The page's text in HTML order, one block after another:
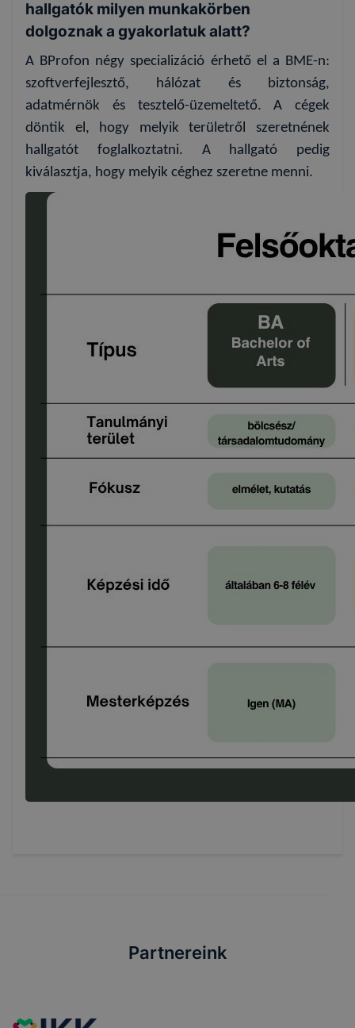
hallgatók milyen munkakörben
dolgoznak a gyakorlatuk alatt?
A BProfon négy specializáció érhető el a BME-n:
szoftverfejlesztő, hálózat és biztonság,
adatmérnök és tesztelő-üzemeltető. A cégek
döntik el, hogy melyik területről szeretnének
hallgatót foglalkoztatni. A hallgató pedig
kiválasztja, hogy melyik céghez szeretne menni.
Partnereink